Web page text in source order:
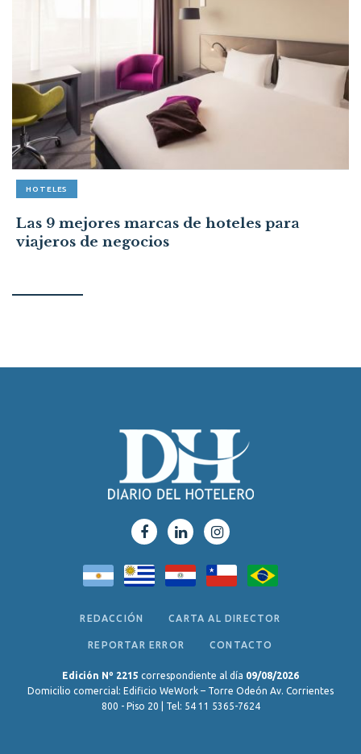
HOTELES
Las 9 mejores marcas de hoteles para
viajeros de negocios
REDACCIÓN CARTA AL DIRECTOR
REPORTAR ERROR CONTACTO
Edición Nº 2215 correspondiente al día 09/08/2026
Domicilio comercial: Edificio WeWork – Torre Odeón Av. Corrientes
800 - Piso 20 | Tel: 54 11 5365-7624